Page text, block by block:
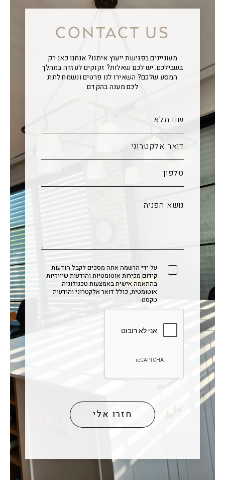
CONTACT US
מעוניינים בפגישת ייעוץ איתנו? אנחנו כאן רק
בשבילכם. יש לכם שאלות? זקוקים לעזרה במהלך
המסע שלכם? השאירו לנו פרטים ונשמח לתת
לכם מענה בהקדם
על ידי הרשמה אתה מסכים לקבל הודעות
קידום מכירות אוטומטיות והודעות שיווקיות
בהתאמה אישית באמצעות טכנולוגיה
אוטומטית, כולל דואר אלקטרוני והודעות
טקסט.